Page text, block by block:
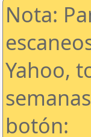
Nota:
Yahoo,
botón: